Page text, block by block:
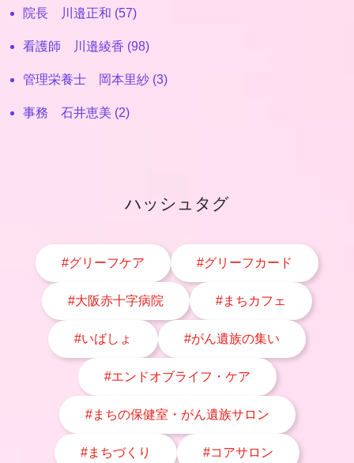
院長 川邉正和 (57)
看護師 川邉綾香 (98)
管理栄養士 岡本里紗 (3)
事務 石井恵美 (2)
ハッシュタグ
#グリーフケア #グリーフカード
#大阪赤十字病院 #まちカフェ
#いばしょ #がん遺族の集い
#エンドオブライフ・ケア
#まちの保健室・がん遺族サロン
#まちづくり #コアサロン